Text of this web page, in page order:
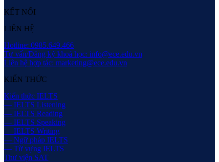
KẾT NỐI
LIÊN HỆ
Hotline: 0985.649.466
Tư vấn/Đăng ký khoá học: info@ece.edu.vn
Liên hệ hợp tác: marketing@ece.edu.vn
KIẾN THỨC
Kiến thức IELTS
— IELTS Listening
— IELTS Reading
— IELTS Speaking
— IELTS Writing
— Ngữ pháp IELTS
— Từ vựng IELTS
Thư viện SAT